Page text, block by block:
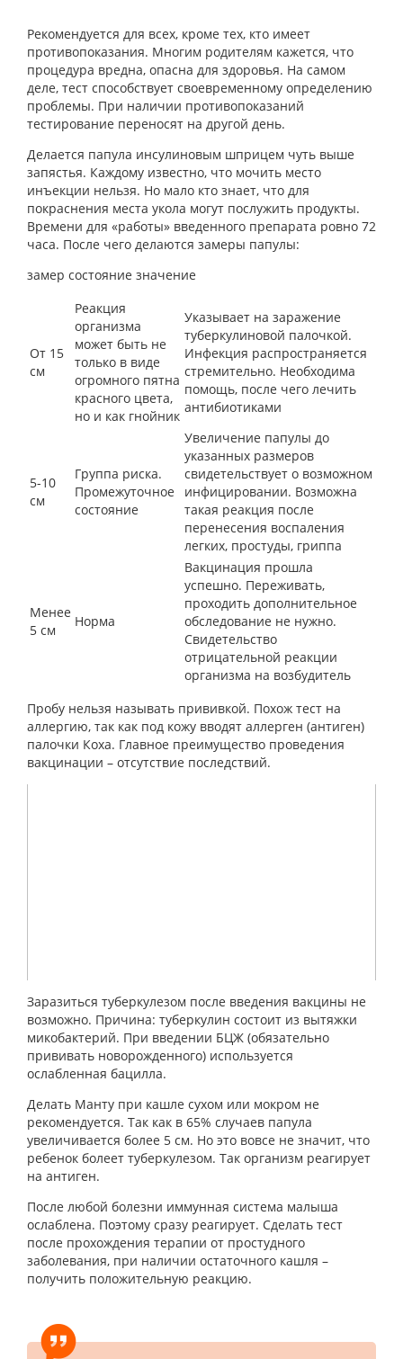
Рекомендуется для всех, кроме тех, кто имеет
противопоказания. Многим родителям кажется, что
процедура вредна, опасна для здоровья. На самом
деле, тест способствует своевременному определению
проблемы. При наличии противопоказаний
тестирование переносят на другой день.
Делается папула инсулиновым шприцем чуть выше
запястья. Каждому известно, что мочить место
инъекции нельзя. Но мало кто знает, что для
покраснения места укола могут послужить продукты.
Времени для «работы» введенного препарата ровно 72
часа. После чего делаются замеры папулы:
замер состояние значение
От 15
см
Реакция
организма
может быть не
только в виде
огромного пятна
красного цвета,
но и как гнойник
Указывает на заражение
туберкулиновой палочкой.
Инфекция распространяется
стремительно. Необходима
помощь, после чего лечить
антибиотиками
5-10
см
Группа риска.
Промежуточное
состояние
Увеличение папулы до
указанных размеров
свидетельствует о возможном
инфицировании. Возможна
такая реакция после
перенесения воспаления
легких, простуды, гриппа
Менее
5 см
Норма
Вакцинация прошла
успешно. Переживать,
проходить дополнительное
обследование не нужно.
Свидетельство
отрицательной реакции
организма на возбудитель
Пробу нельзя называть прививкой. Похож тест на
аллергию, так как под кожу вводят аллерген (антиген)
палочки Коха. Главное преимущество проведения
вакцинации – отсутствие последствий.
Заразиться туберкулезом после введения вакцины не
возможно. Причина: туберкулин состоит из вытяжки
микобактерий. При введении БЦЖ (обязательно
прививать новорожденного) используется
ослабленная бацилла.
Делать Манту при кашле сухом или мокром не
рекомендуется. Так как в 65% случаев папула
увеличивается более 5 см. Но это вовсе не значит, что
ребенок болеет туберкулезом. Так организм реагирует
на антиген.
После любой болезни иммунная система малыша
ослаблена. Поэтому сразу реагирует. Сделать тест
после прохождения терапии от простудного
заболевания, при наличии остаточного кашля –
получить положительную реакцию.